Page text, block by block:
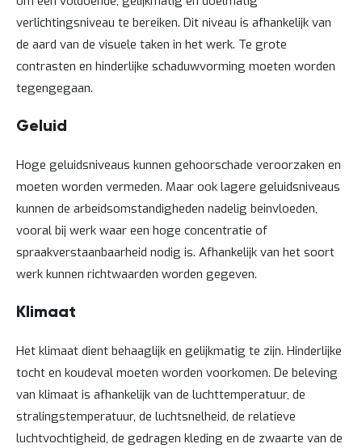
e
P
a
r
t
i
e
n
a
b
i
d
e
a
n
l
i
d
n
g
verlichtingsniveau te bereiken. Dit niveau is afhankelijk van
de aard van de visuele taken in het werk. Te grote
contrasten en hinderlijke schaduwvorming moeten worden
tegengegaan.
Geluid
Hoge geluidsniveaus kunnen gehoorschade veroorzaken en
moeten worden vermeden. Maar ook lagere geluidsniveaus
kunnen de arbeidsomstandigheden nadelig beinvloeden,
vooral bij werk waar een hoge concentratie of
spraakverstaanbaarheid nodig is. Afhankelijk van het soort
werk kunnen richtwaarden worden gegeven.
Klimaat
Het klimaat dient behaaglijk en gelijkmatig te zijn. Hinderlijke
tocht en koudeval moeten worden voorkomen. De beleving
van klimaat is afhankelijk van de luchttemperatuur, de
stralingstemperatuur, de luchtsnelheid, de relatieve
luchtvochtigheid, de gedragen kleding en de zwaarte van de